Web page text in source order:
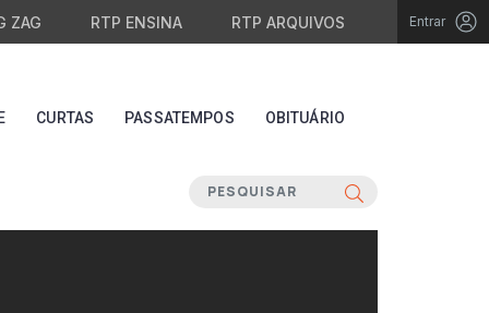
ZAG RTP ENSINA RTP ARQUIVOS Entrar
CURTAS PASSATEMPOS OBITUÁRIO